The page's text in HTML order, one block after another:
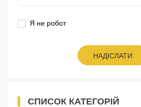
Я не робот
НАДІСЛАТИ
СПИСОК КАТЕГОРІЙ